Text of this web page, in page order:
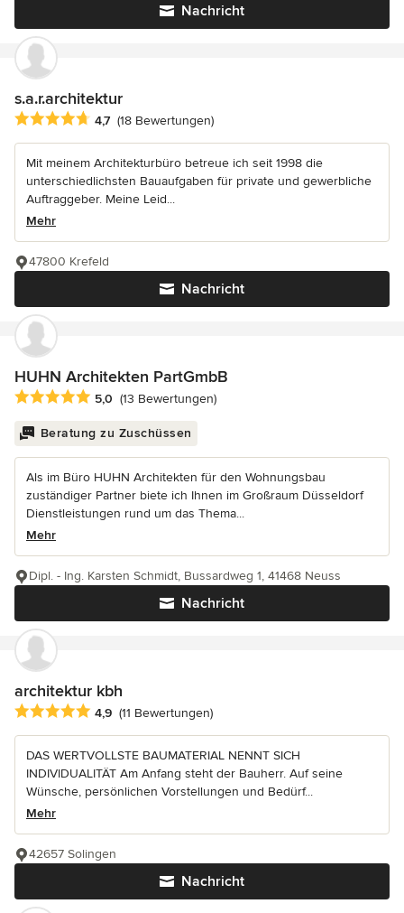
Nachricht
s.a.r.architektur
Durchschnittliche Bewertung: 4.7 von 5 Sternen
4,7 (18 Bewertungen)
Mit meinem Architekturbüro betreue ich seit 1998 die
unterschiedlichsten Bauaufgaben für private und gewerbliche
Auftraggeber. Meine Leid...
Mehr
Nachricht
47800 Krefeld
HUHN Architekten PartGmbB
Durchschnittliche Bewertung: 5 von 5 Sternen
5,0 (13 Bewertungen)
Beratung zu Zuschüssen
Als im Büro HUHN Architekten für den Wohnungsbau
zuständiger Partner biete ich Ihnen im Großraum Düsseldorf
Dienstleistungen rund um das Thema...
Mehr
Nachricht
Dipl. - Ing. Karsten Schmidt, Bussardweg 1, 41468 Neuss
architektur kbh
Durchschnittliche Bewertung: 4.9 von 5 Sternen
4,9 (11 Bewertungen)
DAS WERTVOLLSTE BAUMATERIAL NENNT SICH
INDIVIDUALITÄT Am Anfang steht der Bauherr. Auf seine
Wünsche, persönlichen Vorstellungen und Bedürf...
Mehr
Nachricht
42657 Solingen